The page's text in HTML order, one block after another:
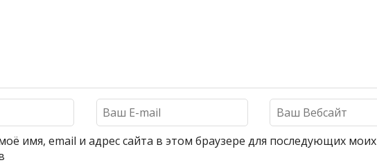
имя, email и адрес сайта в этом браузере для последующих моих